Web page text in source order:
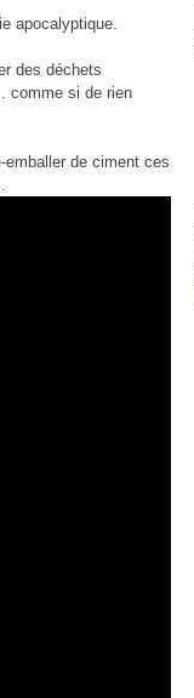
apocalyptique.
des déchets
comme si de rien
de ciment ces